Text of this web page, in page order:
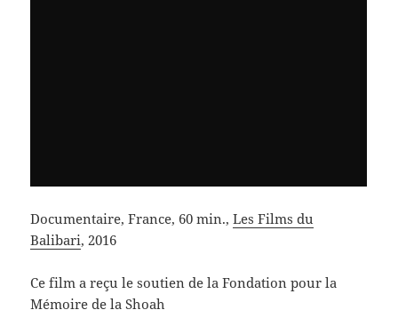
Documentaire, France, 60 min.,Les Films du
Balibari, 2016
Ce film a reçu le soutien de la Fondation pour la
Mémoire de la Shoah